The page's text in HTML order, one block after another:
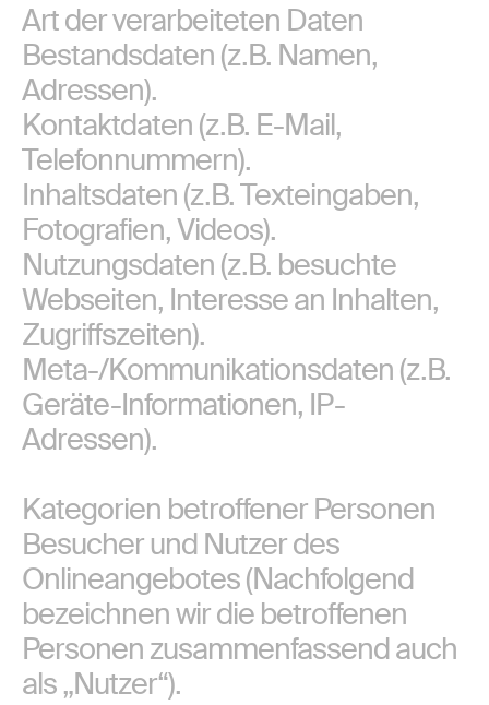
Art der verarbeiteten Daten
Bestandsdaten (z.B. Namen,
Adressen).
Kontaktdaten (z.B. E-Mail,
Telefonnummern).
Inhaltsdaten (z.B. Texteingaben,
Fotografien, Videos).
Nutzungsdaten (z.B. besuchte
Webseiten, Interesse an Inhalten,
Zugriffszeiten).
Meta-/Kommunikationsdaten (z.B.
Geräte-Informationen, IP-
Adressen).
Kategorien betroffener Personen
Besucher und Nutzer des
Onlineangebotes (Nachfolgend
bezeichnen wir die betroffenen
Personen zusammenfassend auch
als „Nutzer“).